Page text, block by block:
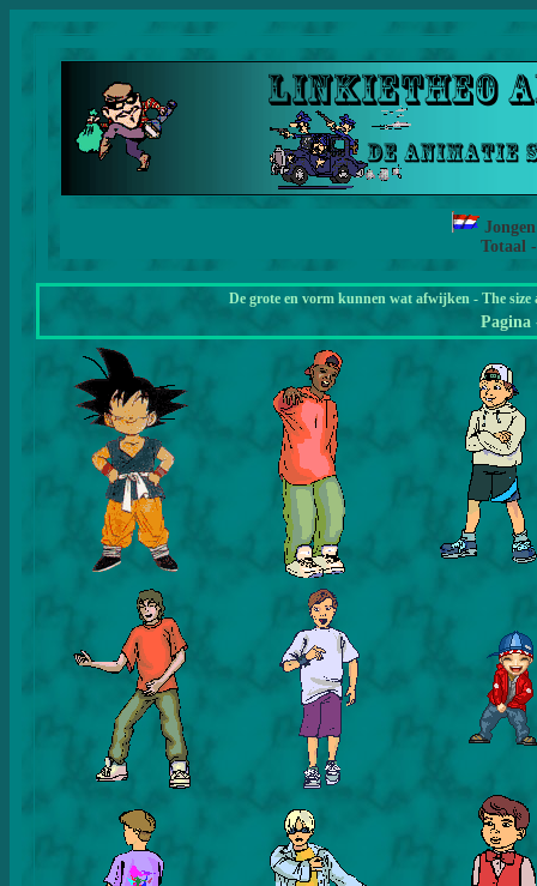
Totaal
De grote en vorm kunnen wat afwijken - The
Pagina